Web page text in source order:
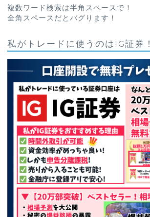
複数ワード検索は半角スペースで！
全角スペースだとバグります！
私がトレードに使うのはIG証券！